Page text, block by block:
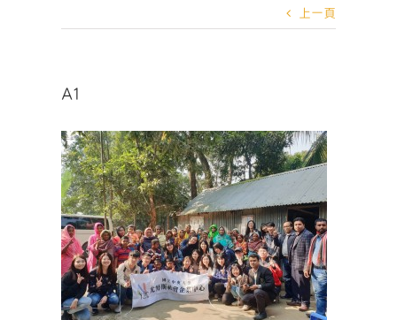
上一頁
A1